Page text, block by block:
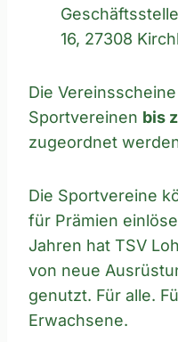
16, 27308
Die
Sportvereinen bis
zugeordnet
Die Sportvereine
für Prämien
Jahren hat TSV
von neue
genutzt. Für alle.
Erwachsene.